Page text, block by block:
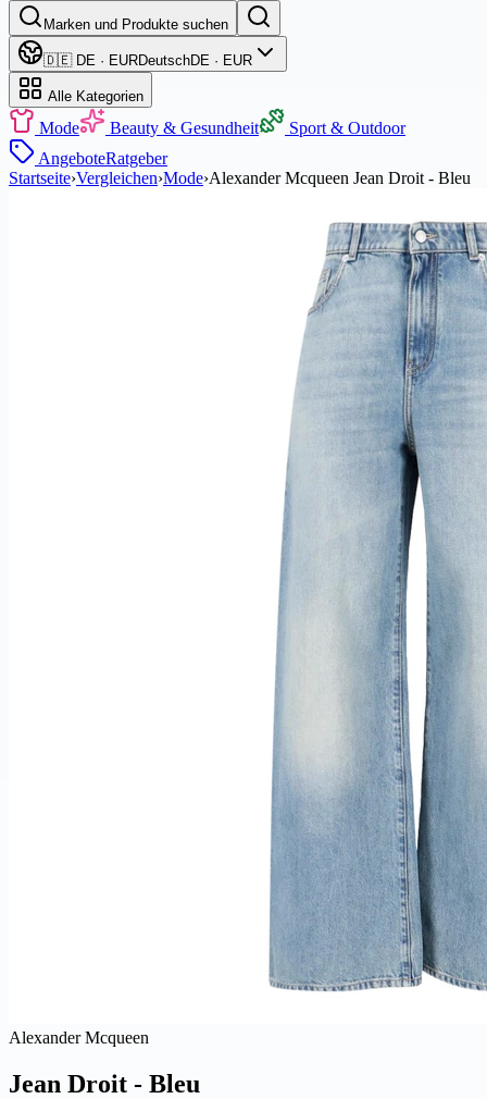
Marken und Produkte suchen
🇩🇪 DE · EURDeutschDE · EUR
Alle Kategorien
Mode Beauty & Gesundheit
Sport & Outdoor
AngeboteRatgeber
Startseite›Vergleichen›Mode›Alexander Mcqueen Jean Droit - Bleu
Alexander Mcqueen
Jean Droit - Bleu